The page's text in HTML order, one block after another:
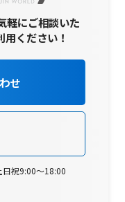
軽にご相談いた
ください！
せ
祝9:00～18:00